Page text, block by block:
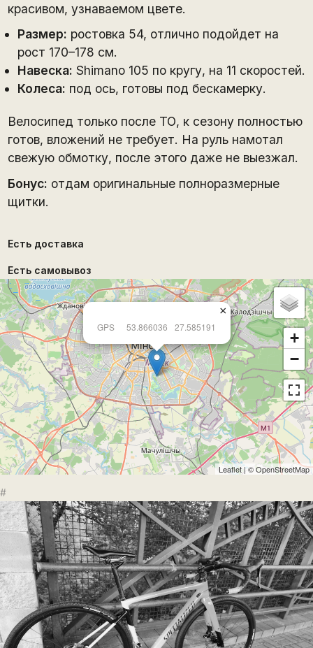
красивом, узнаваемом цвете.
Размер: ростовка 54, отлично подойдет на
рост 170–178 см.
Навеска: Shimano 105 по кругу, на 11 скоростей.
Колеса: под ось, готовы под бескамерку.
Велосипед только после ТО, к сезону полностью
готов, вложений не требует. На руль намотал
свежую обмотку, после этого даже не выезжал.
Бонус: отдам оригинальные полноразмерные
щитки.
Есть доставка
Есть самовывоз
GPS 53.866036 27.585191
×
+
−
Leaflet | ©OpenStreetMap
#